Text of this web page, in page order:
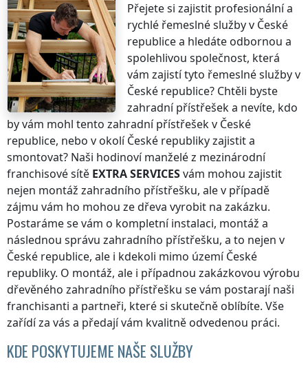
Přejete si zajistit profesionální a
rychlé řemeslné službyv České
republicea hledáte odbornou a
spolehlivou společnost, která
vám zajistí tyto řemeslné službyv
České republice? Chtěli byste
zahradní přístřešek a nevíte, kdo
by vám mohl tento zahradní přístřešekv České
republice, nebo v okolíČeské republikyzajistit a
smontovat? Naši hodinoví manželé z mezinárodní
franchisové sítě EXTRA SERVICESvám mohou zajistit
nejen montáž zahradního přístřešku, ale v případě
zájmu vám ho mohou ze dřeva vyrobit na zakázku.
Postaráme se vám o kompletní instalaci, montáž a
následnou správu zahradního přístřešku, a to nejen v
České republice, ale i kdekoli mimo území České
republiky. O montáž, ale i případnou zakázkovou výrobu
dřevěného zahradního přístřešku se vám postarají naši
franchisanti a partneři, které si skutečně oblíbíte. Vše
zařídí za vás a předají vám kvalitně odvedenou práci.
KDE POSKYTUJEME NAŠE SLUŽBY